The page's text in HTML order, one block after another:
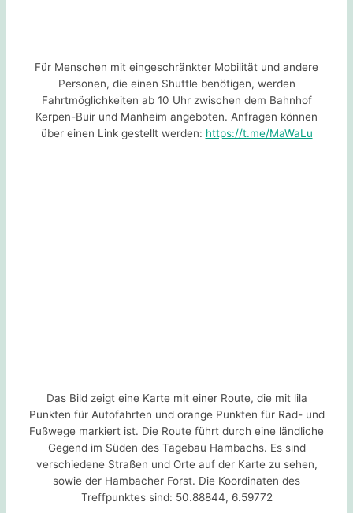
Für Menschen mit eingeschränkter Mobilität und andere
Personen, die einen Shuttle benötigen, werden
Fahrtmöglichkeiten ab 10 Uhr zwischen dem Bahnhof
Kerpen-Buir und Manheim angeboten. Anfragen können
über einen Link gestellt werden: https://t.me/MaWaLu
Das Bild zeigt eine Karte mit einer Route, die mit lila
Punkten für Autofahrten und orange Punkten für Rad- und
Fußwege markiert ist. Die Route führt durch eine ländliche
Gegend im Süden des Tagebau Hambachs. Es sind
verschiedene Straßen und Orte auf der Karte zu sehen,
sowie der Hambacher Forst. Die Koordinaten des
Treffpunktes sind: 50.88844, 6.59772